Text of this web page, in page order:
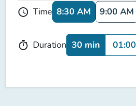
schedule Time 8:30 AM 9:00 AM
timer Duration 30 min 01:00